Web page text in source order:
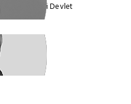
ve Yeni Devlet
Biçimde